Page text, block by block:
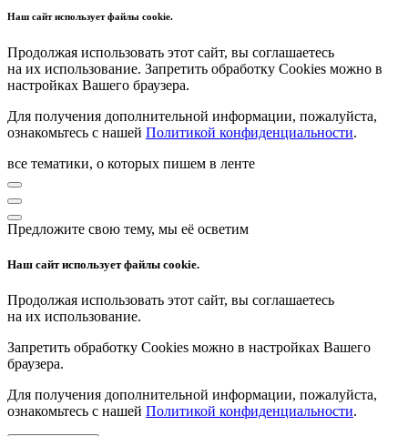
Наш сайт использует файлы cookie.
Продолжая использовать этот сайт, вы соглашаетесь
на их использование. Запретить обработку Cookies можно в
настройках Вашего браузера.
Для получения дополнительной информации, пожалуйста,
ознакомьтесь с нашей Политикой конфиденциальности.
все тематики, о которых пишем в ленте
Предложите свою тему, мы её осветим
Наш сайт использует файлы cookie.
Продолжая использовать этот сайт, вы соглашаетесь
на их использование.
Запретить обработку Cookies можно в настройках Вашего
браузера.
Для получения дополнительной информации, пожалуйста,
ознакомьтесь с нашей Политикой конфиденциальности.